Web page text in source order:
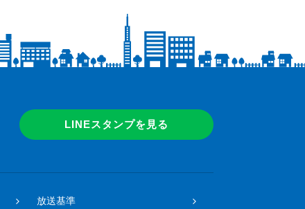
LINEスタンプを見る
放送基準